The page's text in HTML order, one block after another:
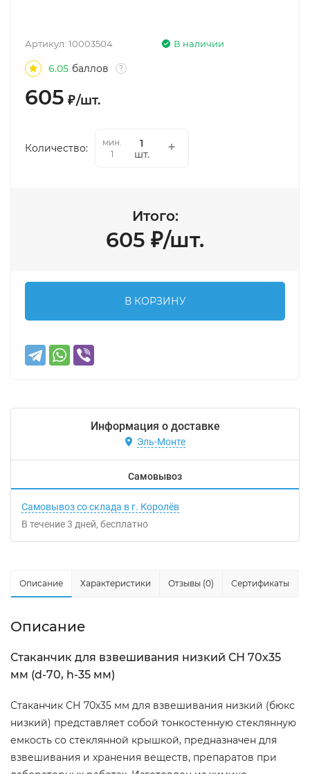
В наличии
Артикул: 10003504
6.05 баллов ?
605 ₽/шт.
Количество:
мин.
1
шт.
Итого:
605 ₽/шт.
В КОРЗИНУ
Информация о доставке
Эль-Монте
Самовывоз
Самовывоз со склада в г. Королёв
В течение3 дней Бесплатно
Описание Характеристики Отзывы (0) Сертификаты
Описание
Стаканчик для взвешивания низкий СН 70х35
мм (d-70, h-35 мм)
Стаканчик СН 70х35 мм для взвешивания низкий (бюкс
низкий) представляет собой тонкостенную стеклянную
емкость со стеклянной крышкой, предназначен для
взвешивания и хранения веществ, препаратов при